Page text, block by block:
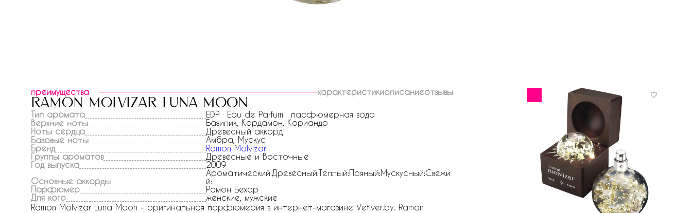
преимущества характеристикиописаниеотзывы
ramon molvizar luna moon
Тип аромата
EDP · Eau de Parfum · парфюмерная вода
Верхние ноты
Базилик Кардамон
Кориандр
Ноты сердца
Древесный аккорд
Базовые ноты
Амбра, Мускус
Бренд
Ramon Molvizar
Группы ароматов
Древесные и Восточные
Год выпуска
2009
Основные аккорды
Ароматический:Древесный:Теплый:Пряный:Мускусный:Свежи
й:
Парфюмер
Рамон Бехар
Для кого
женские, мужские
Ramon Molvizar Luna Moon - оригинальная парфюмерия в интернет-магазине Vetiver.by. Ramon